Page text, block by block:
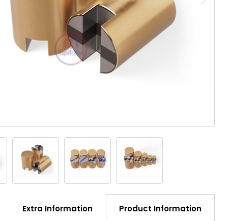
Product Information
Extra Information